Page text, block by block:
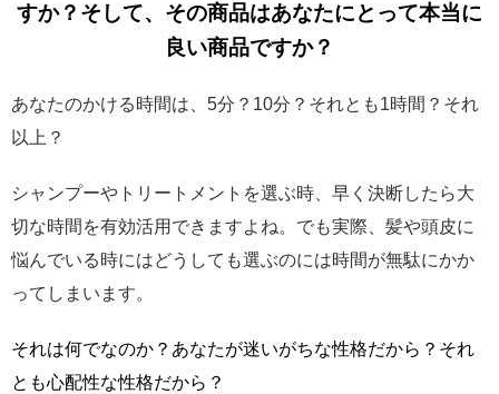
すか？そして、その商品はあなたにとって本当に
良い商品ですか？
あなたのかける時間は、5分？10分？それとも1時間？それ
以上？
シャンプーやトリートメントを選ぶ時、早く決断したら大
切な時間を有効活用できますよね。でも実際、髪や頭皮に
悩んでいる時にはどうしても選ぶのには時間が無駄にかか
ってしまいます。
それは何でなのか？あなたが迷いがちな性格だから？それ
とも心配性な性格だから？